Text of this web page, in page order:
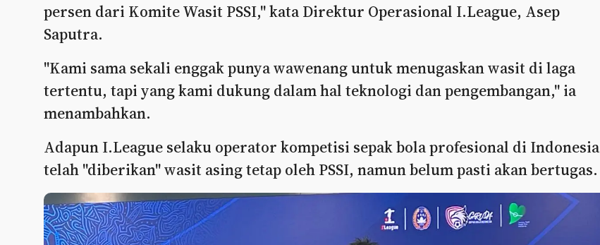
persen dari Komite Wasit PSSI," kata Direktur Operasional I.League, Asep
Saputra.
"Kami sama sekali enggak punya wawenang untuk menugaskan wasit di laga
tertentu, tapi yang kami dukung dalam hal teknologi dan pengembangan," ia
menambahkan.
Adapun I.League selaku operator kompetisi sepak bola profesional di Indonesia
telah "diberikan" wasit asing tetap oleh PSSI, namun belum pasti akan bertugas.